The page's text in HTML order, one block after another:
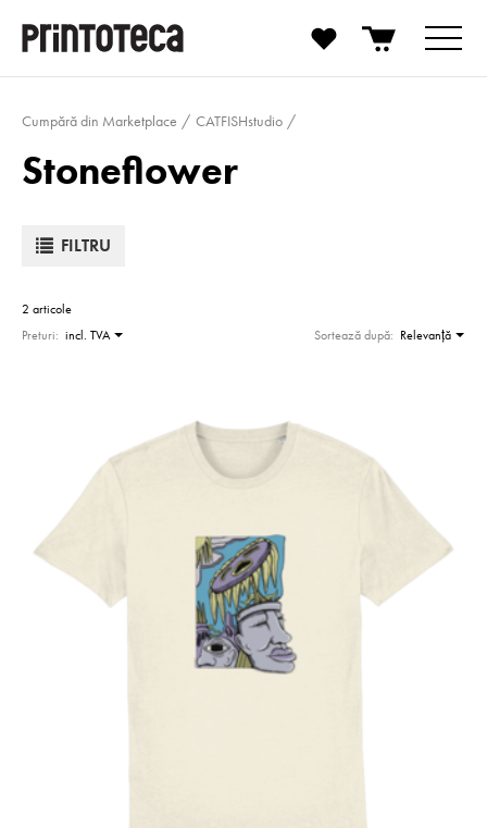
Cumpără din Marketplace CATFISHstudio
Stoneflower
FILTRU
2 articole
Preturi: incl. TVA Sortează după: Relevanţă